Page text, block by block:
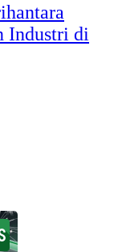
Industri di